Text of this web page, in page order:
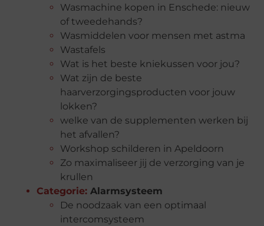
Wasmachine kopen in Enschede: nieuw
of tweedehands?
Wasmiddelen voor mensen met astma
Wastafels
Wat is het beste kniekussen voor jou?
Wat zijn de beste
haarverzorgingsproducten voor jouw
lokken?
welke van de supplementen werken bij
het afvallen?
Workshop schilderen in Apeldoorn
Zo maximaliseer jij de verzorging van je
krullen
Categorie: Alarmsysteem
De noodzaak van een optimaal
intercomsysteem